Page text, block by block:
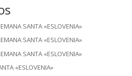
SANTA «ESLOVENIA»
SANTA «ESLOVENIA»
SANTA «ESLOVENIA»
«ESLOVENIA»